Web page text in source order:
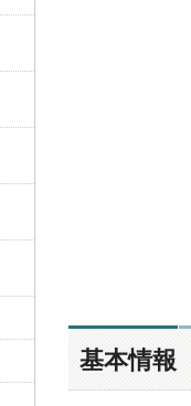
基本情報